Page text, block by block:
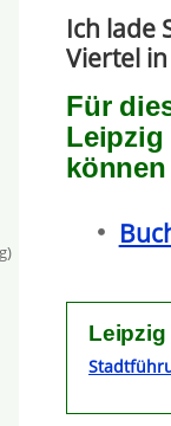
Ich lade
Viertel
Für
Leipzig